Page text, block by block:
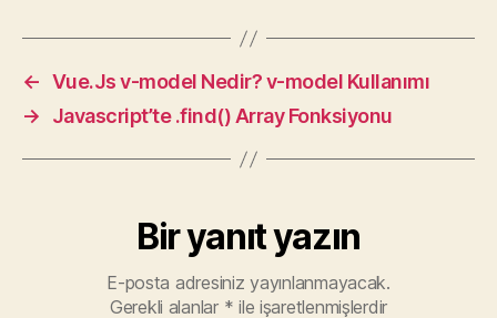
← Vue.Js v-model Nedir? v-model Kullanımı
→
Javascript’te .find() Array Fonksiyonu
Bir yanıt yazın
E-posta adresiniz yayınlanmayacak.
Gerekli alanlar * ile işaretlenmişlerdir